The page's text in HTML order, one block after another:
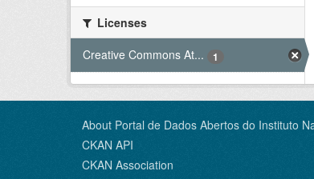
Licenses
Creative Commons At...
1
About Portal de Dados Abertos do Instituto
CKAN API
CKAN Association